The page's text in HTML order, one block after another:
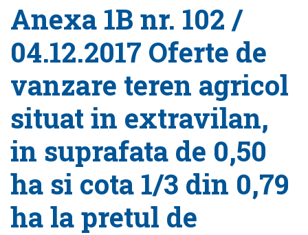
Anexa 1B nr. 102 /
04.12.2017 Oferte de
vanzare teren agricol
situat in extravilan,
in suprafata de 0,50
ha si cota 1/3 din 0,79
ha la pretul de